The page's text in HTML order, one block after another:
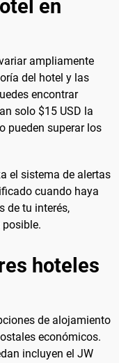
en
ampliamente
del hotel y las
encontrar
solo $15 USD la
pueden superar los
el sistema de alertas
cuando haya
de tu interés,
hoteles
de alojamiento
económicos.
incluyen el JW